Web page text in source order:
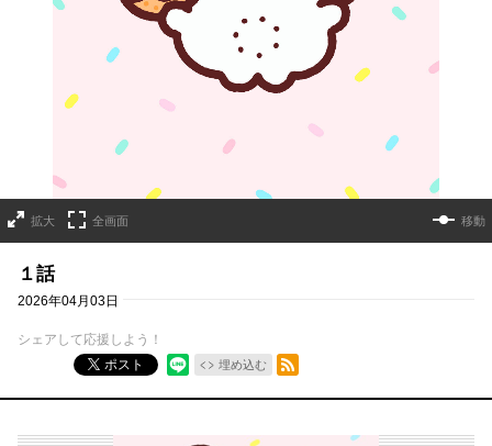
拡大 全画面 移動
１話
2026年04月03日
シェアして応援しよう！
ポスト
埋め込む
RSSフィード